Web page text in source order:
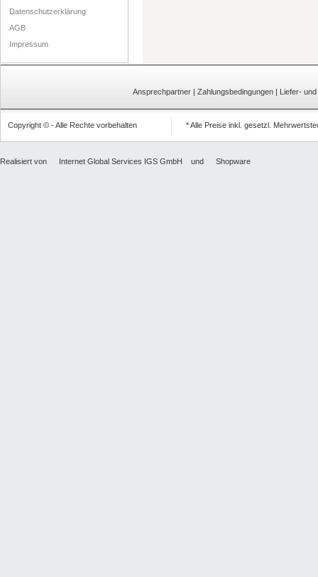
Datenschutzerklärung
AGB
Impressum
Ansprechpartner | Zahlungsbedingungen | Liefer-
Copyright © - Alle Rechte vorbehalten * Alle Preise inkl. gesetzl.
Realisiert von Internet Global Services IGS GmbH und Shopware